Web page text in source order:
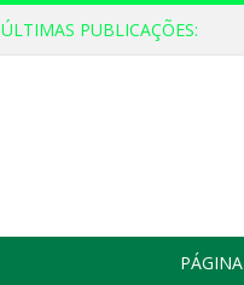
ÚLTIMAS PUBLICAÇÕES: